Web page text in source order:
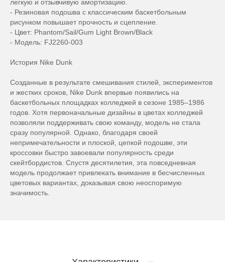
легкую и отзывчивую амортизацию.
- Резиновая подошва с классическим баскетбольным
рисунком повышает прочность и сцепление.
- Цвет: Phantom/Sail/Gum Light Brown/Black
- Модель: FJ2260-003
История Nike Dunk
Созданные в результате смешивания стилей, экспериментов
и жестких сроков, Nike Dunk впервые появились на
баскетбольных площадках колледжей в сезоне 1985–1986
годов. Хотя первоначальные дизайны в цветах колледжей
позволяли поддерживать свою команду, модель не стала
сразу популярной. Однако, благодаря своей
непримечательности и плоской, цепкой подошве, эти
кроссовки быстро завоевали популярность среди
скейтбордистов. Спустя десятилетия, эта повседневная
модель продолжает привлекать внимание в бесчисленных
цветовых вариантах, доказывая свою неоспоримую
значимость.